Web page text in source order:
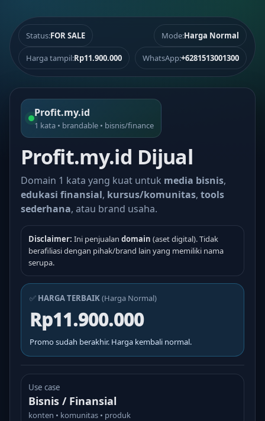
Status:FOR SALE Mode:Harga Normal
Harga tampil:Rp11.900.000 WhatsApp:+6281513001300
Profit.my.id
1 kata • brandable • bisnis/finance
Profit.my.id Dijual
Domain 1 kata yang kuat untuk media bisnis,
edukasi finansial, kursus/komunitas, tools
sederhana, atau brand usaha.
Disclaimer: Ini penjualan domain (aset digital). Tidak
berafiliasi dengan pihak/brand lain yang memiliki nama
serupa.
✅ HARGA TERBAIK(Harga Normal)
Rp11.900.000
Promo sudah berakhir. Harga kembali normal.
Use case
Bisnis / Finansial
konten • komunitas • produk